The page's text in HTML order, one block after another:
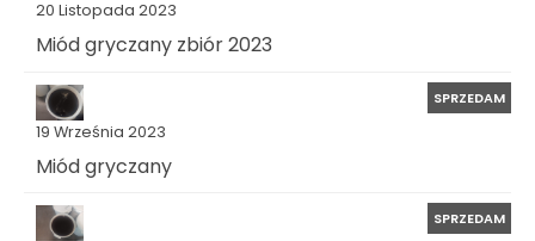
20 Listopada 2023
Miód gryczany zbiór 2023
19 Września 2023
SPRZEDAM
Miód gryczany
SPRZEDAM